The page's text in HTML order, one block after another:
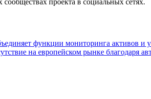
функции мониторинга активов и
на европейском рынке благодаря